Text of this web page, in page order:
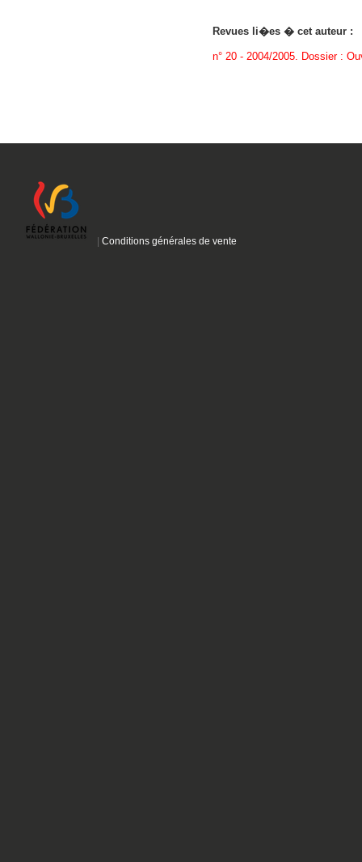
Revues li�es � cet auteur :
n° 20 - 2004/2005. Dossier :
Conditions générales de vente